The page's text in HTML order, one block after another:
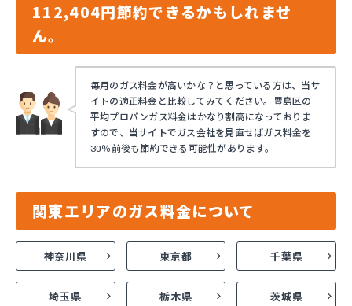
112,404円節約できるかもしれませ
ん。
毎月のガス料金が高いかな？と思っている方は、当サ
イトの適正料金と比較してみてください。豊島区の
平均プロパンガス料金はかなり割高になっておりま
すので、当サイトでガス会社を見直せばガス料金を
30％前後も節約できる可能性があります。
関東エリアのガス料金について
神奈川県 東京都 千葉県
埼玉県 栃木県 茨城県